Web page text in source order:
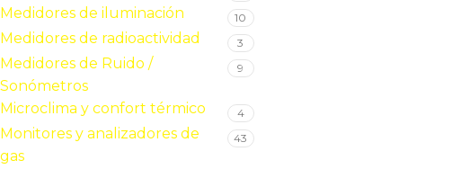
Medidores de iluminación 10
Medidores de radioactividad 3
Medidores de Ruido /
Sonómetros
9
Microclima y confort térmico 4
Monitores y analizadores de
gas
43